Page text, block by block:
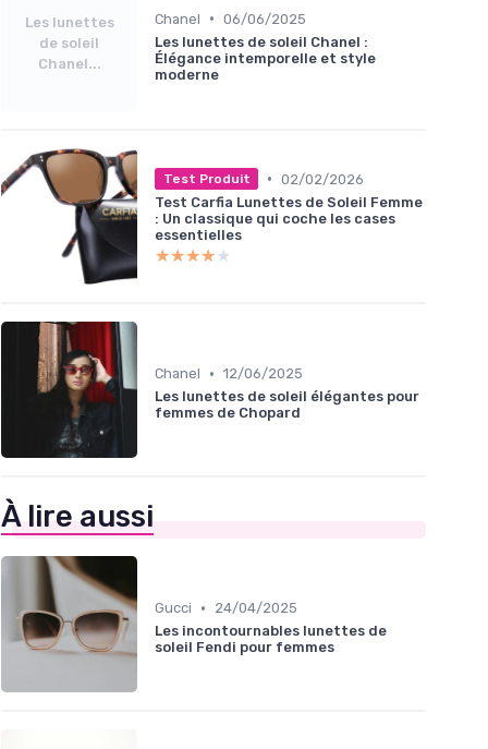
Les lunettes
de soleil
Chanel...
Chanel • 06/06/2025
Les lunettes de soleil Chanel :
Élégance intemporelle et style
moderne
Test Produit • 02/02/2026
Test Carfia Lunettes de Soleil Femme
: Un classique qui coche les cases
essentielles
★★★★★
★★★★★
Chanel • 12/06/2025
Les lunettes de soleil élégantes pour
femmes de Chopard
À lire aussi
Gucci •
24/04/2025
Les incontournables lunettes de
soleil Fendi pour femmes